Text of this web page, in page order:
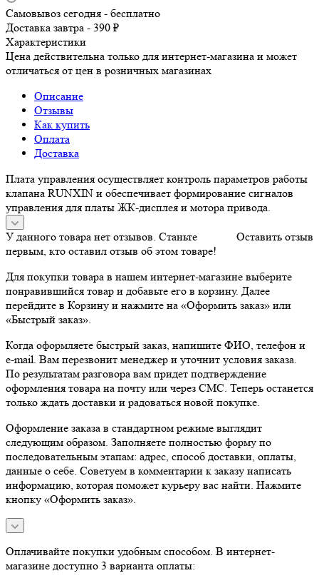
Самовывоз сегодня - бесплатно
Доставка завтра - 390 ₽
Характеристики
Цена действительна только для интернет-магазина и может
отличаться от цен в розничных магазинах
Описание
Отзывы
Как купить
Оплата
Доставка
Плата управления осуществляет контроль параметров работы
клапана RUNXIN и обеспечивает формирование сигналов
управления для платы ЖК-дисплея и мотора привода.
Оставить отзыв
У данного товара нет отзывов. Станьте
первым, кто оставил отзыв об этом товаре!
Для покупки товара в нашем интернет-магазине выберите
понравившийся товар и добавьте его в корзину. Далее
перейдите в Корзину и нажмите на «Оформить заказ» или
«Быстрый заказ».
Когда оформляете быстрый заказ, напишите ФИО, телефон и
e-mail. Вам перезвонит менеджер и уточнит условия заказа.
По результатам разговора вам придет подтверждение
оформления товара на почту или через СМС. Теперь останется
только ждать доставки и радоваться новой покупке.
Оформление заказа в стандартном режиме выглядит
следующим образом. Заполняете полностью форму по
последовательным этапам: адрес, способ доставки, оплаты,
данные о себе. Советуем в комментарии к заказу написать
информацию, которая поможет курьеру вас найти. Нажмите
кнопку «Оформить заказ».
Оплачивайте покупки удобным способом. В интернет-
магазине доступно 3 варианта оплаты: